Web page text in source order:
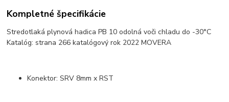
Kompletné špecifikácie
Stredotlaká plynová hadica PB 10 odolná voči chladu do -30°C
Katalóg: strana 266 katalógový rok 2022 MOVERA
Konektor: SRV 8mm x RST